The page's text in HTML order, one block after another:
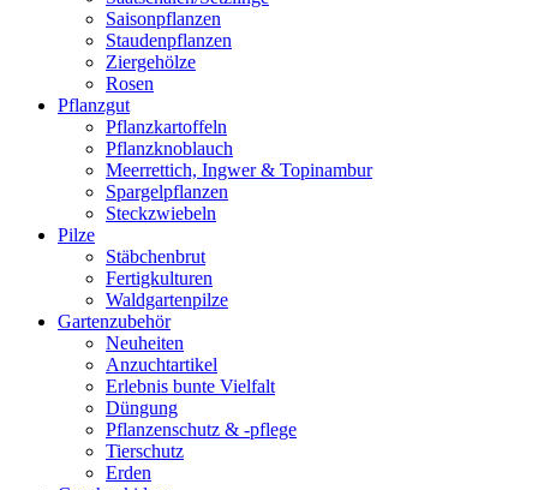
Saisonpflanzen
Staudenpflanzen
Ziergehölze
Rosen
Pflanzgut
Pflanzkartoffeln
Pflanzknoblauch
Meerrettich, Ingwer & Topinambur
Spargelpflanzen
Steckzwiebeln
Pilze
Stäbchenbrut
Fertigkulturen
Waldgartenpilze
Gartenzubehör
Neuheiten
Anzuchtartikel
Erlebnis bunte Vielfalt
Düngung
Pflanzenschutz & -pflege
Tierschutz
Erden